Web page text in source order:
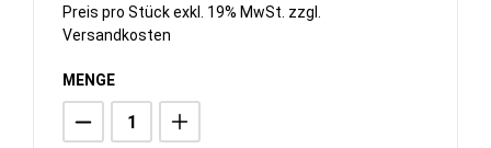
Preis pro Stück exkl. 19% MwSt. zzgl.
Versandkosten
MENGE